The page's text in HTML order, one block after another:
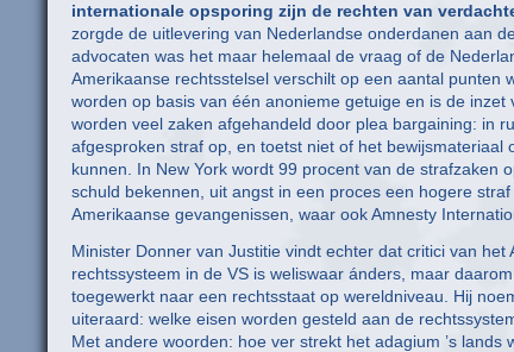
internationale opsporing zijn de rechten van
zorgde de uitlevering van Nederlandse onderdanen aan
advocaten was het maar helemaal de vraag of de
Amerikaanse rechtsstelsel verschilt op een aantal
worden op basis van één anonieme getuige en is de
worden veel zaken afgehandeld door plea bargaining: in
afgesproken straf op, en toetst niet of het
kunnen. In New York wordt 99 procent van de strafzaken
schuld bekennen, uit angst in een proces een hogere
Amerikaanse gevangenissen, waar ook Amnesty
Minister Donner van Justitie vindt echter dat critici van het
rechtssysteem in de VS is weliswaar ánders, maar
toegewerkt naar een rechtsstaat op wereldniveau. Hij
uiteraard: welke eisen worden gesteld aan de
Met andere woorden: hoe ver strekt het adagium ’s lands